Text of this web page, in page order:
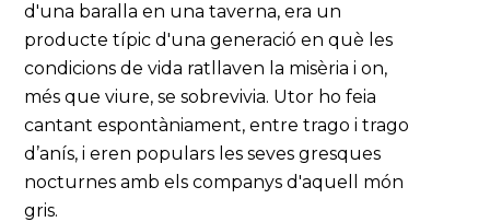
d'una baralla en una taverna, era un
producte típic d'una generació en què les
condicions de vida ratllaven la misèria i on,
més que viure, se sobrevivia. Utor ho feia
cantant espontàniament, entre trago i trago
d’anís, i eren populars les seves gresques
nocturnes amb els companys d'aquell món
gris.